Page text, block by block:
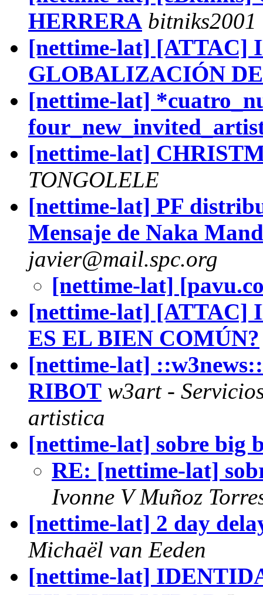
HERRERA bitniks2001
[nettime-lat] [ATTAC]
GLOBALIZACIÓN
[nettime-lat]
[nettime-lat]
TONGOLELE
[nettime-lat] PF
Mensaje de Naka
javier@mail.spc.org
[nettime-lat]
[nettime-lat] [ATTAC]
ES EL BIEN COMÚN?
[nettime-lat]
RIBOT w3art -
artistica
[nettime-lat] sobre big
RE: [nettime-lat]
Ivonne V Muñoz
[nettime-lat] 2 day
Michaël van Eeden
[nettime-lat]